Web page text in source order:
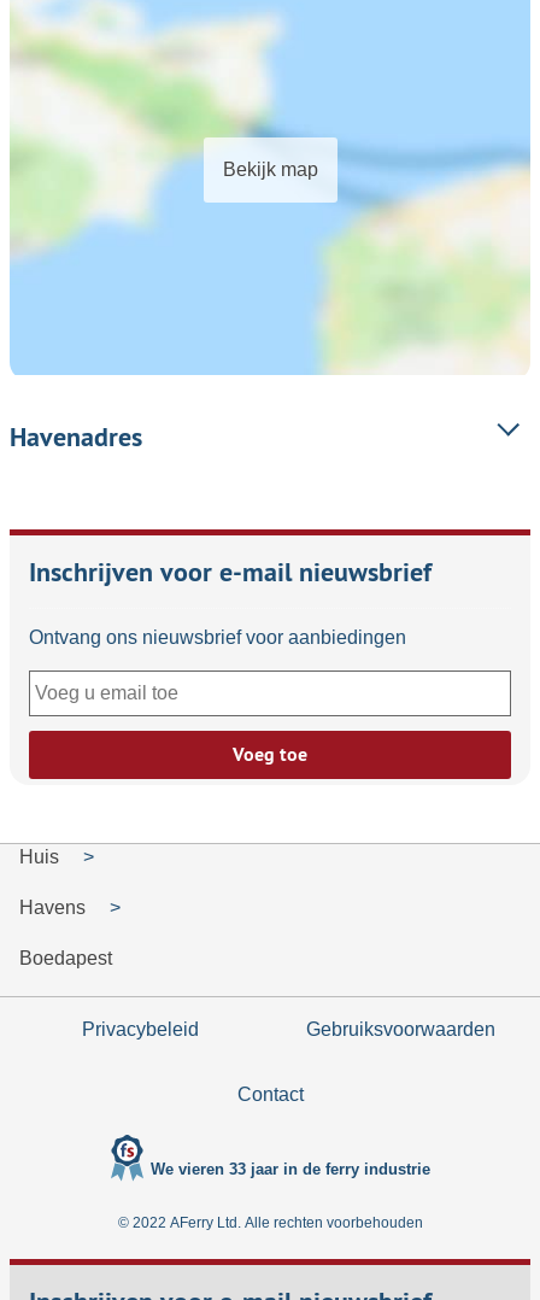
Bekijk map
Havenadres
Inschrijven voor e-mail nieuwsbrief
Ontvang ons nieuwsbrief voor aanbiedingen
Voeg toe
Huis
Havens
Boedapest
Privacybeleid Gebruiksvoorwaarden
Contact
We vieren 33 jaar in de ferry industrie
© 2022 AFerry Ltd. Alle rechten voorbehouden